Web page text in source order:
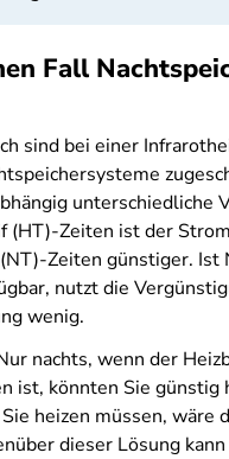
Fall
sind bei einer
unterschiedliche
(HT)-Zeiten ist der
Zeiten günstiger. Ist
nutzt die
wenig.
nachts, wenn der
ist, könnten Sie günstig
heizen müssen, wäre
dieser Lösung